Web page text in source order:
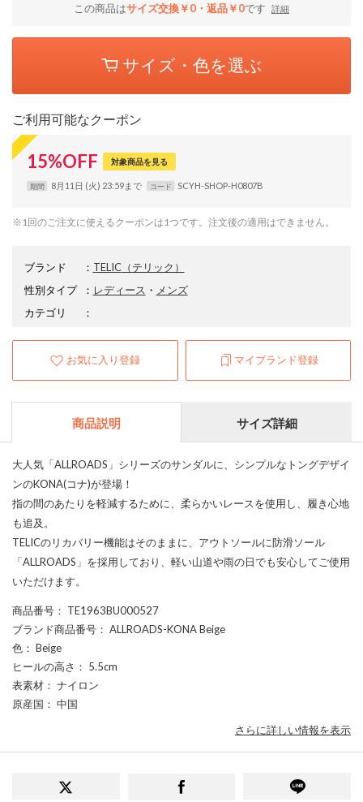
この商品はサイズ交換￥0・返品￥0です 詳細
サイズ・色を選ぶ
ご利用可能なクーポン
15%OFF 対象商品を見る
期間 8月11日 (火) 23:59まで コード SCYH-SHOP-H0807B
※1回のご注文に使えるクーポンは1つです。注文後の適用はできません。
ブランド ： TELIC（テリック）
性別タイプ
： レディース ・ メンズ
カテゴリ
：
お気に入り登録 マイブランド登録
商品説明 サイズ詳細
大人気「ALLROADS」シリーズのサンダルに、シンプルなトングデザイ
ンのKONA(コナ)が登場！
指の間のあたりを軽減するために、柔らかいレースを使用し、履き心地
も追及。
TELICのリカバリー機能はそのままに、アウトソールに防滑ソール
「ALLROADS」を採用しており、軽い山道や雨の日でも安心してご使用
いただけます。
商品番号 ： TE1963BU000527
ブランド商品番号 ： ALLROADS-KONA Beige
色 ： Beige
ヒールの高さ ： 5.5cm
表素材 ： ナイロン
原産国 ： 中国
さらに詳しい情報を表示